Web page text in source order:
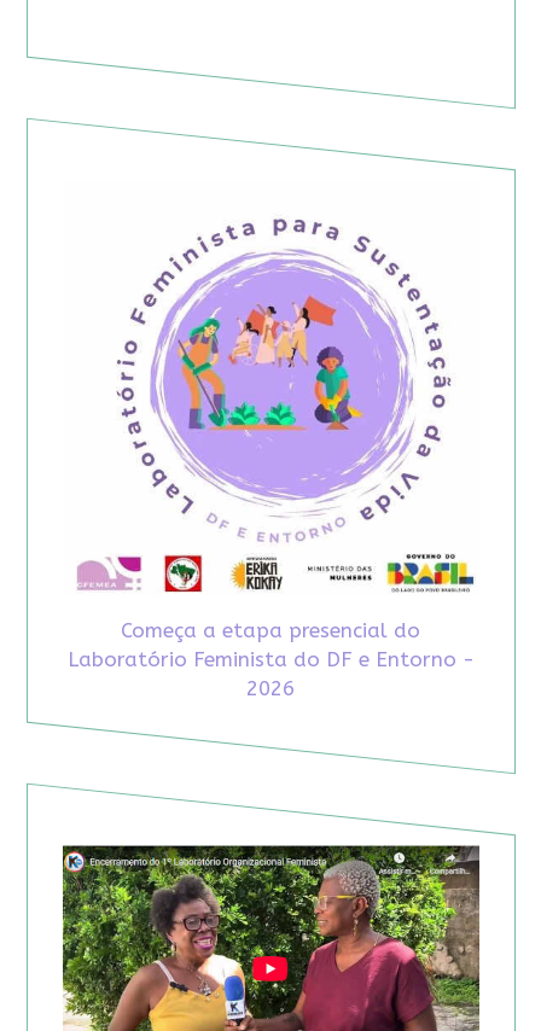
Começa a etapa presencial do
Laboratório Feminista do DF e Entorno -
2026